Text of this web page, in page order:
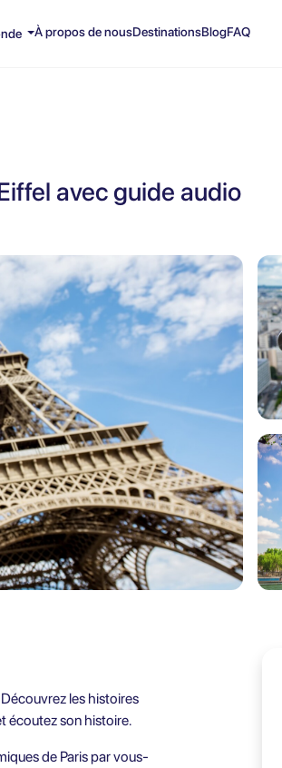
À propos de nousDestinationsBlogFAQ
avec guide audio
les histoires
écoutez son histoire.
de Paris par vous-